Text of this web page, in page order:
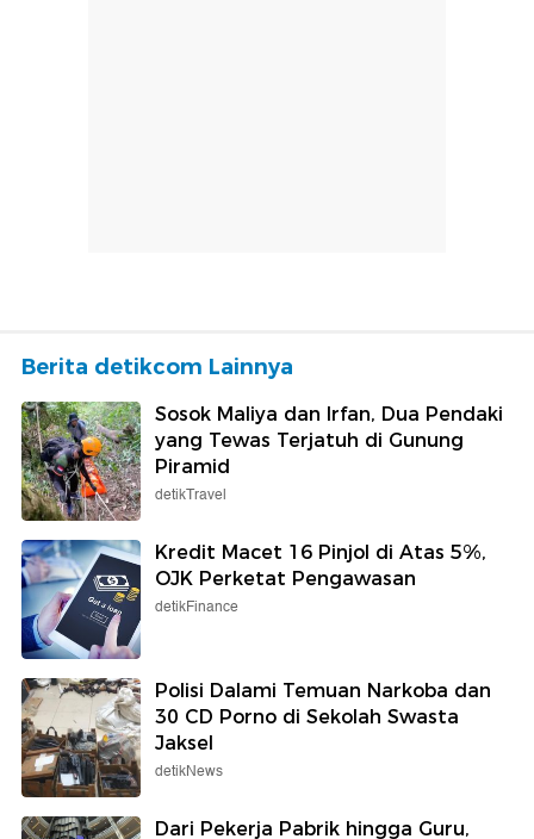
Berita detikcom Lainnya
Sosok Maliya dan Irfan, Dua Pendaki
yang Tewas Terjatuh di Gunung
Piramid
detikTravel
Kredit Macet 16 Pinjol di Atas 5%,
OJK Perketat Pengawasan
detikFinance
Polisi Dalami Temuan Narkoba dan
30 CD Porno di Sekolah Swasta
Jaksel
detikNews
Dari Pekerja Pabrik hingga Guru,